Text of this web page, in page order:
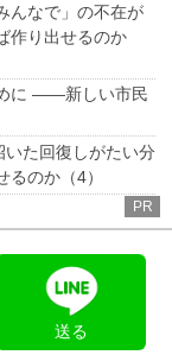
んなで」の不在が
作り出せるのか
に ――新しい市民
いた回復しがたい分
のか（4）
PR
送る